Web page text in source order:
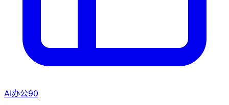
AI办公90